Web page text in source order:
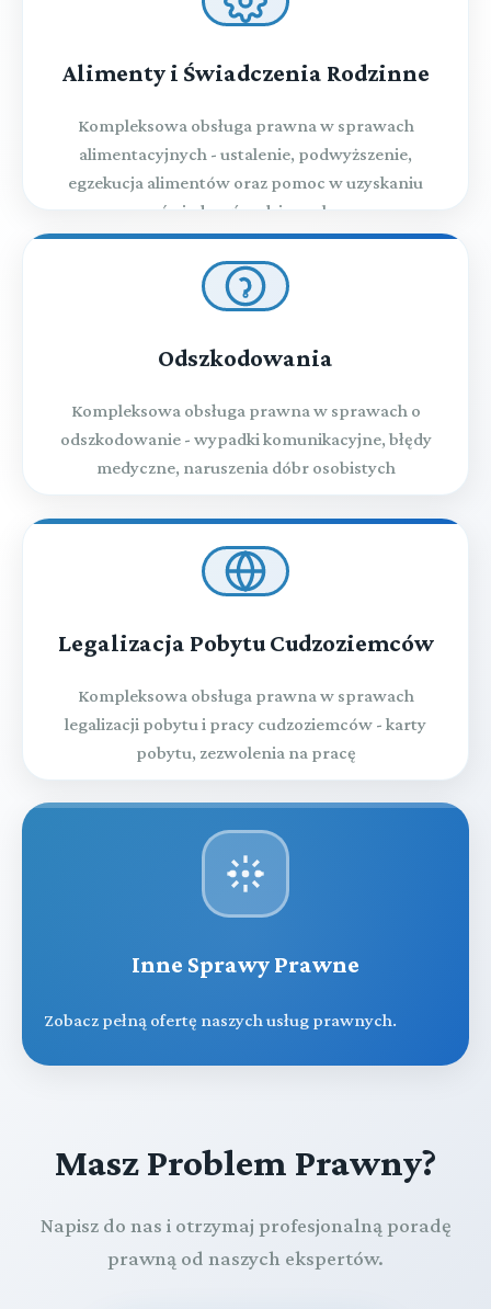
Alimenty i Świadczenia Rodzinne
Kompleksowa obsługa prawna w sprawach
alimentacyjnych - ustalenie, podwyższenie,
egzekucja alimentów oraz pomoc w uzyskaniu
świadczeń rodzinnych
Odszkodowania
Kompleksowa obsługa prawna w sprawach o
odszkodowanie - wypadki komunikacyjne, błędy
medyczne, naruszenia dóbr osobistych
Legalizacja Pobytu Cudzoziemców
Kompleksowa obsługa prawna w sprawach
legalizacji pobytu i pracy cudzoziemców - karty
pobytu, zezwolenia na pracę
Inne Sprawy Prawne
Zobacz pełną ofertę naszych usług prawnych.
Masz Problem Prawny?
Napisz do nas i otrzymaj profesjonalną poradę
prawną od naszych ekspertów.